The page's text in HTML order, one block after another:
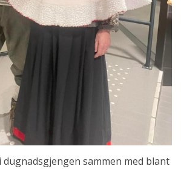
dugnadsgjengen sammen med blant